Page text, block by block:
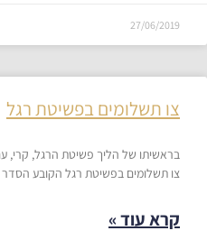
27/06/2019
צו תשלומים בפשיטת רגל
בראשיתו של הליך פשיטת הרגל, קרי,
צו תשלומים בפשיטת רגל הקובע הסדר
קרא עוד »